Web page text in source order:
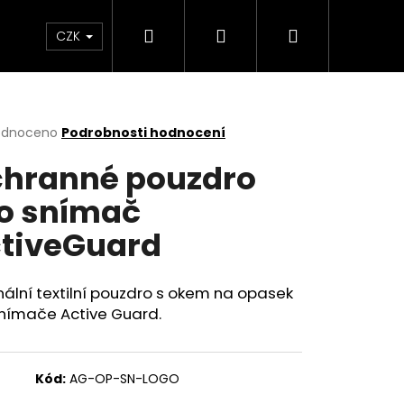
Kontakty
CZK Hledat PřihlášeníNákupní
Podrobnosti hodnocení
pouzdro
snímač
textilní pouzdro s okem na opasek
Active Guard.
Kód: AG-OP-SN-LOGO
ACTIVE TRACK